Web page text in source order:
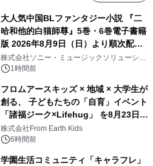
大人気中国BLファンタジー小説 『二
哈和他的白猫師尊』5巻・6巻電子書籍
版 2026年8月9日（日）より順次配信
開始
株式会社ソニー・ミュージックソリューショ
ンズ1時間前
フロムアースキッズ × 地域 × 大学生が
創る、 子どもたちの「自育」イベント
「諸福ジーク×Lifehug」 を8月23日
(日)開催
株式会社From Earth Kids
6時間前
学園生活コミュニティ「キャラフレ」